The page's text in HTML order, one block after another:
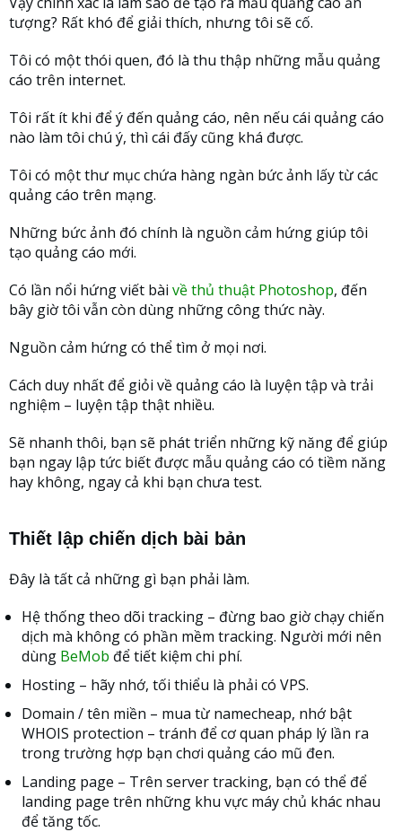
tượng? Rất khó để giải thích, nhưng tôi sẽ cố.
Tôi có một thói quen, đó là thu thập những mẫu quảng
cáo trên internet.
Tôi rất ít khi để ý đến quảng cáo, nên nếu cái quảng cáo
nào làm tôi chú ý, thì cái đấy cũng khá được.
Tôi có một thư mục chứa hàng ngàn bức ảnh lấy từ các
quảng cáo trên mạng.
Những bức ảnh đó chính là nguồn cảm hứng giúp tôi
tạo quảng cáo mới.
Có lần nổi hứng viết bài về thủ thuật Photoshop, đến
bây giờ tôi vẫn còn dùng những công thức này.
Nguồn cảm hứng có thể tìm ở mọi nơi.
Cách duy nhất để giỏi về quảng cáo là luyện tập và trải
nghiệm – luyện tập thật nhiều.
Sẽ nhanh thôi, bạn sẽ phát triển những kỹ năng để giúp
bạn ngay lập tức biết được mẫu quảng cáo có tiềm năng
hay không, ngay cả khi bạn chưa test.
Thiết lập chiến dịch bài bản
Đây là tất cả những gì bạn phải làm.
Hệ thống theo dõi tracking – đừng bao giờ chạy chiến
dịch mà không có phần mềm tracking. Người mới nên
dùng BeMob để tiết kiệm chi phí.
Hosting – hãy nhớ, tối thiểu là phải có VPS.
Domain / tên miền – mua từ namecheap, nhớ bật
WHOIS protection – tránh để cơ quan pháp lý lần ra
trong trường hợp bạn chơi quảng cáo mũ đen.
Landing page – Trên server tracking, bạn có thể để
landing page trên những khu vực máy chủ khác nhau
để tăng tốc.